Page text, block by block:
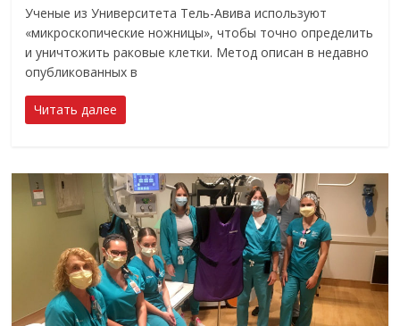
Ученые из Университета Тель-Авива используют
«микроскопические ножницы», чтобы точно определить
и уничтожить раковые клетки. Метод описан в недавно
опубликованных в
Читать далее